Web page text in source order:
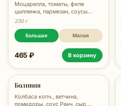
Моцарелла, томаты, филе
цыпленка, пармезан, соусы
Феста, Вителло-тоннато, 480г
230 г
Большая Малая
465 ₽ В корзину
Боливия
Колбаса копч., ветчина,
помидоры, соус Ранч, сыр,